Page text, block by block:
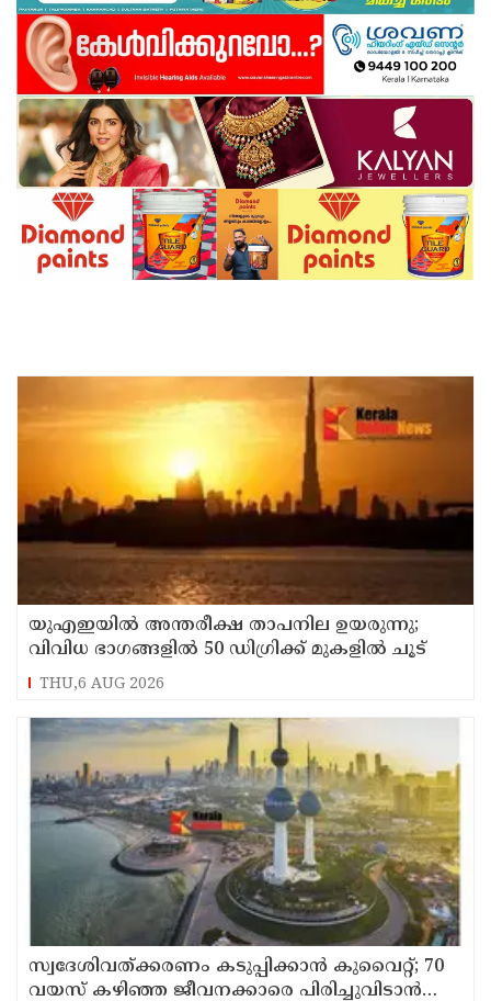
യുഎഇയില്‍ അന്തരീക്ഷ താപനില ഉയരുന്നു;
വിവിധ ഭാഗങ്ങളില്‍ 50 ഡിഗ്രിക്ക് മുകളില്‍ ചൂട്
THU,6 AUG 2026
സ്വദേശിവത്ക്കരണം കടുപ്പിക്കാന്‍ കുവൈറ്റ്; 70
വയസ് കഴിഞ്ഞ ജീവനക്കാരെ പിരിച്ചുവിടാന്‍